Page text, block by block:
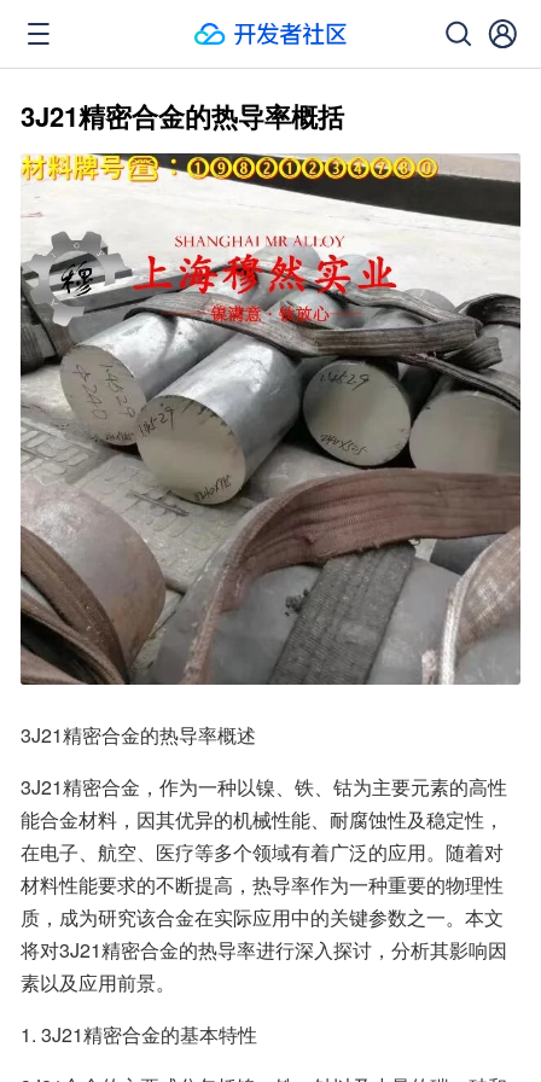
3J21精密合金的热导率概括
3J21精密合金的热导率概述
3J21精密合金，作为一种以镍、铁、钴为主要元素的高性
能合金材料，因其优异的机械性能、耐腐蚀性及稳定性，
在电子、航空、医疗等多个领域有着广泛的应用。随着对
材料性能要求的不断提高，热导率作为一种重要的物理性
质，成为研究该合金在实际应用中的关键参数之一。本文
将对3J21精密合金的热导率进行深入探讨，分析其影响因
素以及应用前景。
1. 3J21精密合金的基本特性